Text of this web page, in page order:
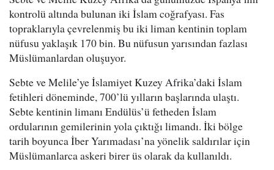
kontrolü altında bulunan iki İslam coğrafyası. Fas
topraklarıyla çevrelenmiş bu iki liman kentinin toplam
nüfusu yaklaşık 170 bin. Bu nüfusun yarısından fazlası
Müslümanlardan oluşuyor.
Sebte ve Melile’ye İslamiyet Kuzey Afrika’daki İslam
fetihleri döneminde, 700’lü yılların başlarında ulaştı.
Sebte kentinin limanı Endülüs’ü fetheden İslam
ordularının gemilerinin yola çıktığı limandı. İki bölge
tarih boyunca İber Yarımadası’na yönelik saldırılar için
Müslümanlarca askeri birer üs olarak da kullanıldı.